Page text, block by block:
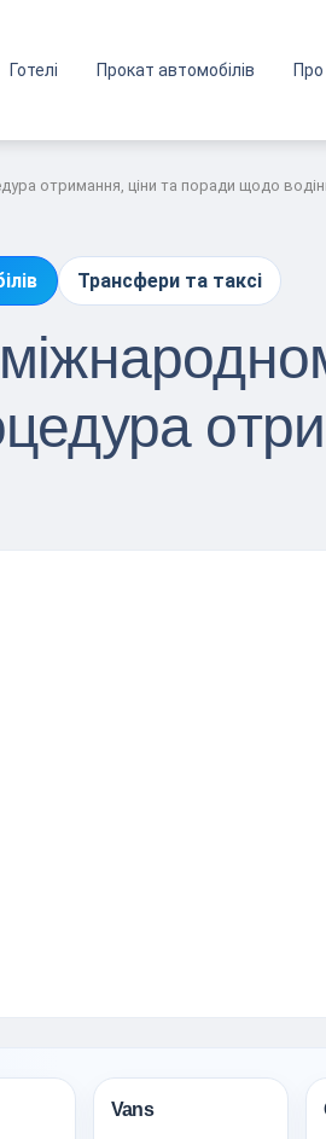
Готелі Прокат автомобілів
отримання, ціни та поради щодо
Трансфери та таксі
Vans